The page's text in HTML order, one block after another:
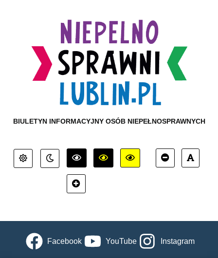
BIULETYN INFORMACYJNY OSÓB NIEPEŁNOSPRAWNYCH
Facebook YouTube Instagram